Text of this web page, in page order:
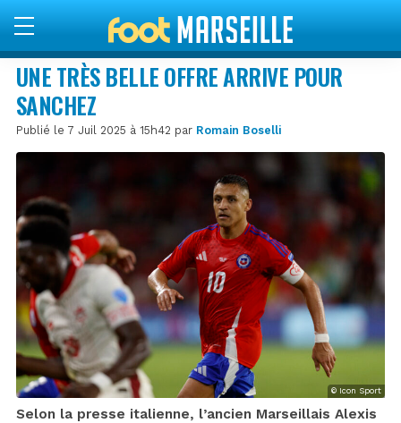
UNE TRÈS BELLE OFFRE ARRIVE POUR
SANCHEZ
Publié le 7 Juil 2025 à 15h42 par Romain Boselli
© Icon Sport
Selon la presse italienne, l’ancien Marseillais Alexis